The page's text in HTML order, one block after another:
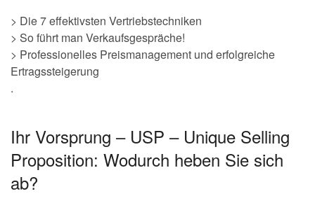
> Die 7 effektivsten Vertriebstechniken
> So führt man Verkaufsgespräche!
> Professionelles Preismanagement und erfolgreiche
Ertragssteigerung
.
Ihr Vorsprung – USP – Unique Selling
Proposition: Wodurch heben Sie sich
ab?